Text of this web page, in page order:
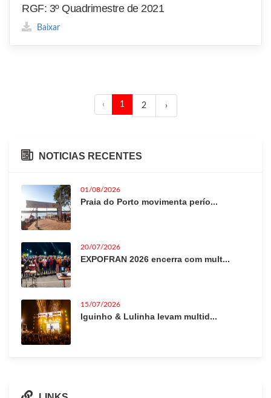
RGF: 3º Quadrimestre de 2021
Baixar
‹ 1 2 ›
NOTICIAS RECENTES
01/08/2026
Praia do Porto movimenta perío...
20/07/2026
EXPOFRAN 2026 encerra com mult...
15/07/2026
Iguinho & Lulinha levam multid...